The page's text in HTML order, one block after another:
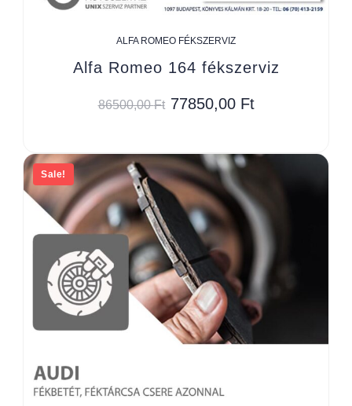
ALFA ROMEO FÉKSZERVIZ
Alfa Romeo 164 fékszerviz
86500,00Ft 77850,00 Ft
Sale!